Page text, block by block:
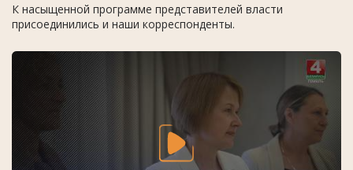
К насыщенной программе представителей власти
присоединились и наши корреспонденты.